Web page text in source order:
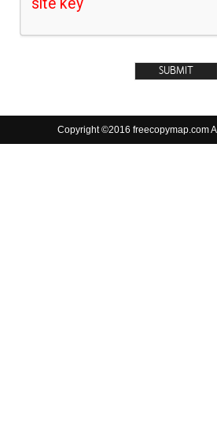
Copyright ©2016 freecopymap.com